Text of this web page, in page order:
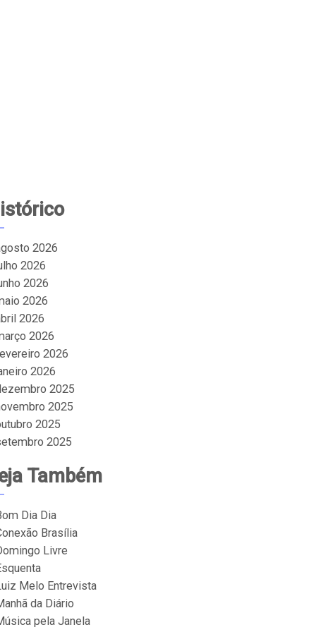
2026
2026
2026
2026
2026
2026
2026
2026
2025
2025
2025
2025
Também
Dia Dia
Brasília
Livre
Melo Entrevista
da Diário
pela Janela